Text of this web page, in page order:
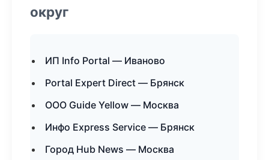
округ
ИП Info Portal — Иваново
Portal Expert Direct — Брянск
ООО Guide Yellow — Москва
Инфо Express Service — Брянск
Город Hub News — Москва